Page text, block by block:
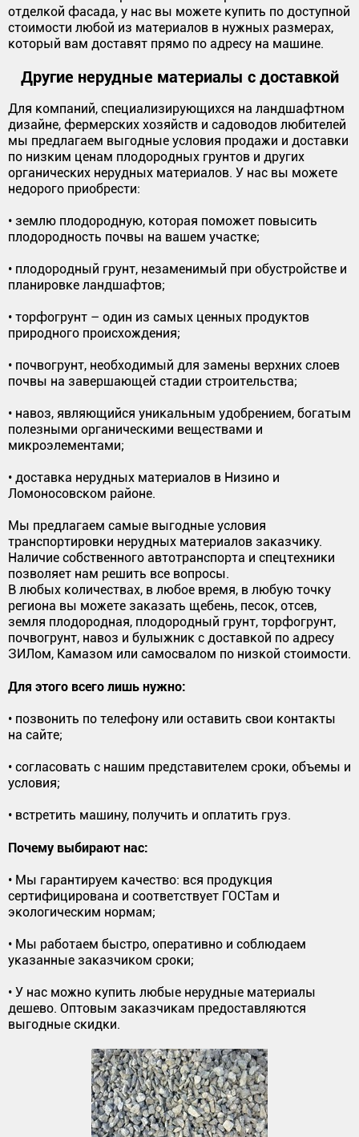
отделкой фасада, у нас вы можете купить по доступной
стоимости любой из материалов в нужных размерах,
который вам доставят прямо по адресу на машине.
Другие нерудные материалы с доставкой
Для компаний, специализирующихся на ландшафтном
дизайне, фермерских хозяйств и садоводов любителей
мы предлагаем выгодные условия продажи и доставки
по низким ценам плодородных грунтов и других
органических нерудных материалов. У нас вы можете
недорого приобрести:
• землю плодородную, которая поможет повысить
плодородность почвы на вашем участке;
• плодородный грунт, незаменимый при обустройстве и
планировке ландшафтов;
• торфогрунт – один из самых ценных продуктов
природного происхождения;
• почвогрунт, необходимый для замены верхних слоев
почвы на завершающей стадии строительства;
• навоз, являющийся уникальным удобрением, богатым
полезными органическими веществами и
микроэлементами;
• доставка нерудных материалов в Низино и
Ломоносовском районе.
Мы предлагаем самые выгодные условия
транспортировки нерудных материалов заказчику.
Наличие собственного автотранспорта и спецтехники
позволяет нам решить все вопросы.
В любых количествах, в любое время, в любую точку
региона вы можете заказать щебень, песок, отсев,
земля плодородная, плодородный грунт, торфогрунт,
почвогрунт, навоз и булыжник с доставкой по адресу
ЗИЛом, Камазом или самосвалом по низкой стоимости.
Для этого всего лишь нужно:
• позвонить по телефону или оставить свои контакты
на сайте;
• согласовать с нашим представителем сроки, объемы и
условия;
• встретить машину, получить и оплатить груз.
Почему выбирают нас:
• Мы гарантируем качество: вся продукция
сертифицирована и соответствует ГОСТам и
экологическим нормам;
• Мы работаем быстро, оперативно и соблюдаем
указанные заказчиком сроки;
• У нас можно купить любые нерудные материалы
дешево. Оптовым заказчикам предоставляются
выгодные скидки.